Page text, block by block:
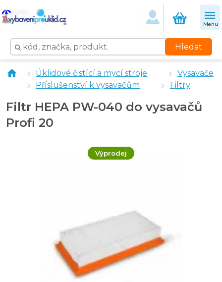
Menu
Hledat
Úklidové čistící a mycí stroje
Vysavače
Příslušenství k vysavačům
Filtry
Filtr HEPA PW-040 do vysavačů
Profi 20
Výprodej